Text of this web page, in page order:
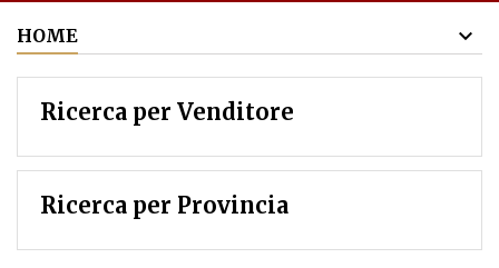
HOME
Ricerca per Venditore
Ricerca per Provincia